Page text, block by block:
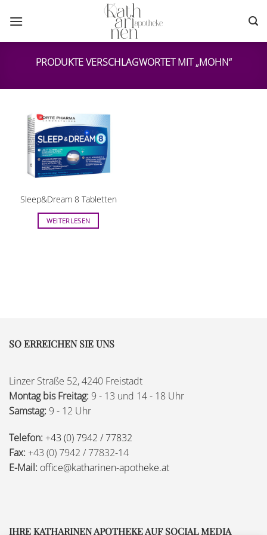
Inhalt
PRODUKTE VERSCHLAGWORTET MIT „MOHN“
Sleep&Dream 8 Tabletten
WEITERLESEN
SO ERREICHEN SIE UNS
Linzer Straße 52, 4240 Freistadt
Montag bis Freitag: 9 - 13 und 14 - 18 Uhr
Samstag: 9 - 12 Uhr
Telefon: +43 (0) 7942 / 77832
Fax: +43 (0) 7942 / 77832-14
E-Mail: office@katharinen-apotheke.at
IHRE KATHARINEN APOTHEKE AUF SOCIAL MEDIA